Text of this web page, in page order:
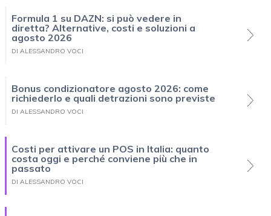
Formula 1 su DAZN: si può vedere in
diretta? Alternative, costi e soluzioni a
agosto 2026
DI ALESSANDRO VOCI
Bonus condizionatore agosto 2026: come
richiederlo e quali detrazioni sono previste
DI ALESSANDRO VOCI
Costi per attivare un POS in Italia: quanto
costa oggi e perché conviene più che in
passato
DI ALESSANDRO VOCI